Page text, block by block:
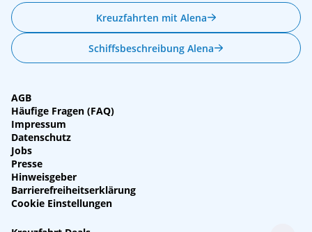
Kreuzfahrten mit Alena
Schiffsbeschreibung Alena
AGB
Häufige Fragen (FAQ)
Impressum
Datenschutz
Jobs
Presse
Hinweisgeber
Barrierefreiheitserklärung
Cookie Einstellungen